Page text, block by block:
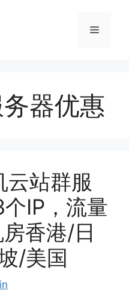
菜
器优惠
站群服
IP，流量
香港/日
/美国